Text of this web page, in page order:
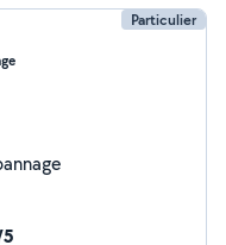
Particulier